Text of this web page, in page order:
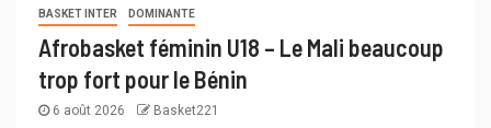
BASKET INTER DOMINANTE
Afrobasket féminin U18 – Le Mali beaucoup
trop fort pour le Bénin
6 août 2026 Basket221